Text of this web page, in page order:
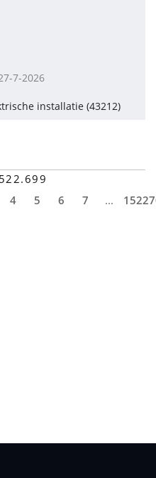
7-2026
installatie (43212)
4 5 6 7 ...